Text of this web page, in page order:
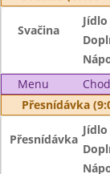
Svačina
Jídlo
Menu
Chod
Přesnídávka
Přesnídávka
Jídlo